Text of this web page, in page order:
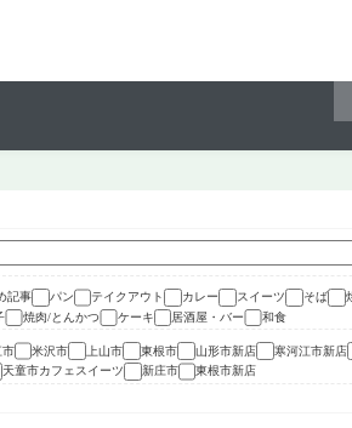
記事 パン テイクアウト カレー スイーツ そば
焼肉/とんかつ ケーキ 居酒屋・バー 和食
市 米沢市 上山市 東根市 山形市新店 寒河江市新店
天童市カフェスイーツ 新庄市 東根市新店